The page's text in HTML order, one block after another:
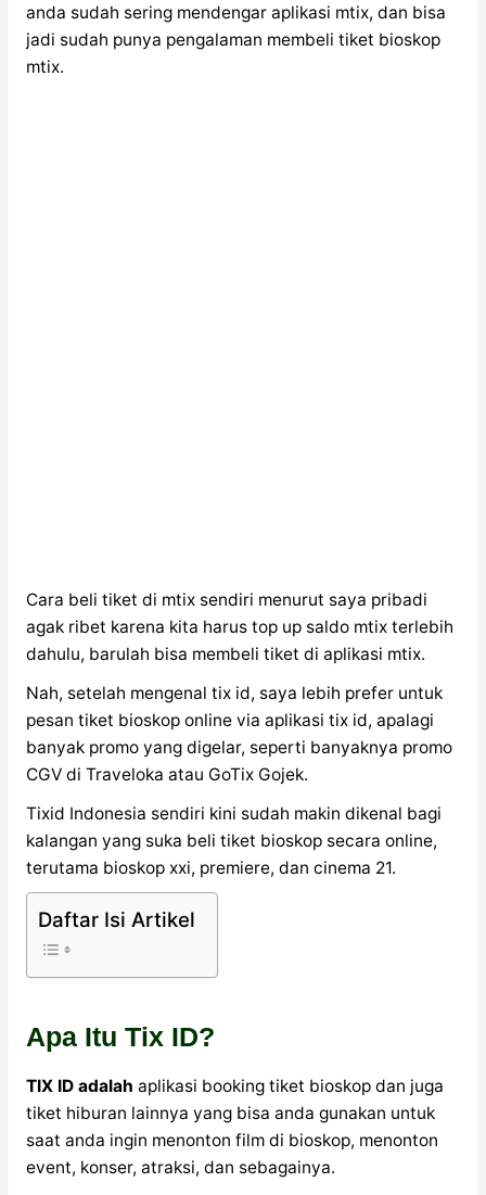
anda sudah sering mendengar aplikasi mtix, dan bisa
jadi sudah punya pengalaman membeli tiket bioskop
mtix.
Cara beli tiket di mtix sendiri menurut saya pribadi
agak ribet karena kita harus top up saldo mtix terlebih
dahulu, barulah bisa membeli tiket di aplikasi mtix.
Nah, setelah mengenal tix id, saya lebih prefer untuk
pesan tiket bioskop online via aplikasi tix id, apalagi
banyak promo yang digelar, seperti banyaknya promo
CGV di Traveloka atau GoTix Gojek.
Tixid Indonesia sendiri kini sudah makin dikenal bagi
kalangan yang suka beli tiket bioskop secara online,
terutama bioskop xxi, premiere, dan cinema 21.
Daftar Isi Artikel
Apa Itu Tix ID?
TIX ID adalah aplikasi booking tiket bioskop dan juga
tiket hiburan lainnya yang bisa anda gunakan untuk
saat anda ingin menonton film di bioskop, menonton
event, konser, atraksi, dan sebagainya.